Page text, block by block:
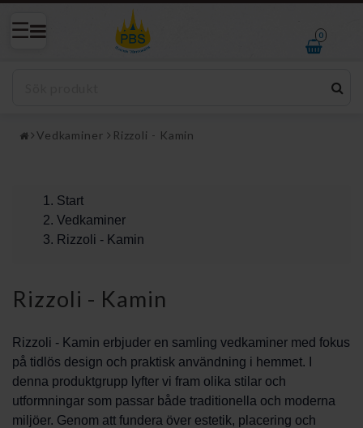
0
Vedkaminer Rizzoli - Kamin
Start
Vedkaminer
Rizzoli - Kamin
Rizzoli - Kamin
Rizzoli - Kamin erbjuder en samling vedkaminer med fokus
på tidlös design och praktisk användning i hemmet. I
denna produktgrupp lyfter vi fram olika stilar och
utformningar som passar både traditionella och moderna
miljöer. Genom att fundera över estetik, placering och